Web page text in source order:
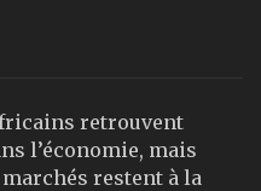
retrouvent
l’économie, mais
restent à la